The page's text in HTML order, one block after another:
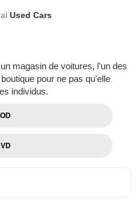
Used Cars
magasin de voitures, l'un des
pour ne pas qu'elle
individus.